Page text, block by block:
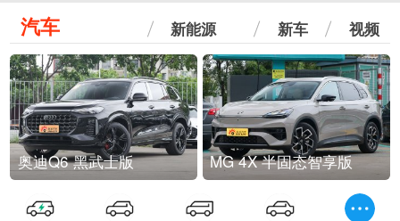
汽车 新能源 新车 视频
奥迪Q6 黑武士版 MG 4X 半固态智享版